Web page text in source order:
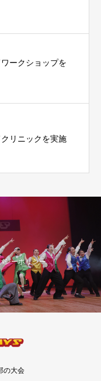
ークショップを
リニックを実施
シーポリシー
の大会